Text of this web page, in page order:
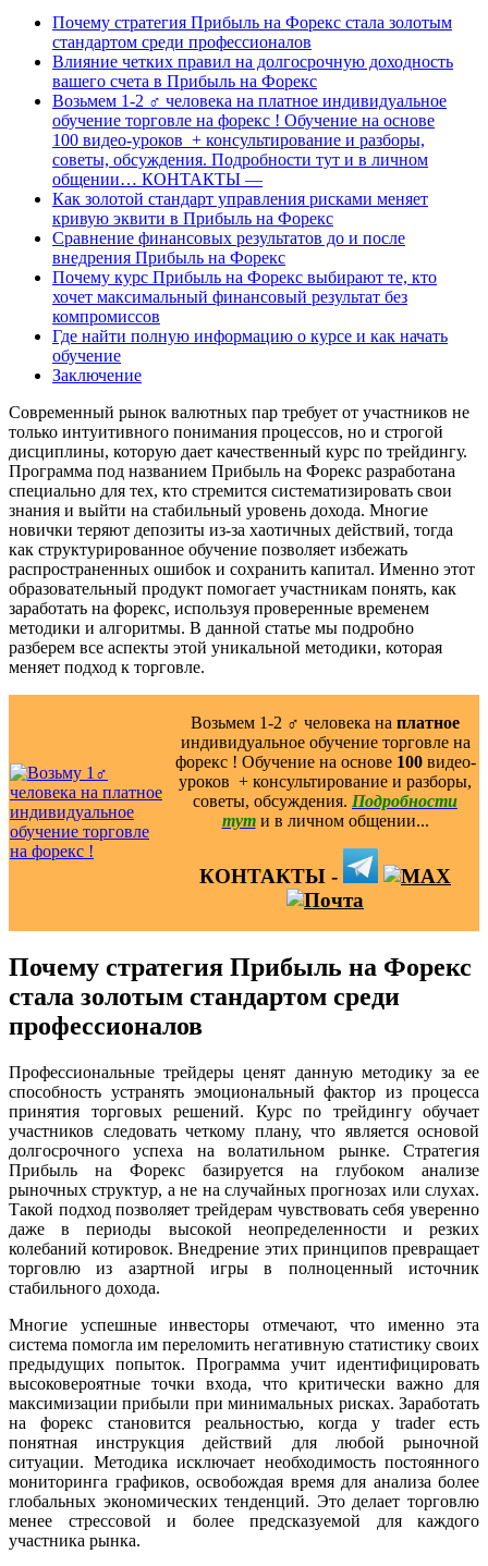
Почему стратегия Прибыль на Форекс стала золотым
стандартом среди профессионалов
Влияние четких правил на долгосрочную доходность
вашего счета в Прибыль на Форекс
Возьмем 1-2 ‍♂️ человека на платное индивидуальное
обучение торговле на форекс ! Обучение на основе
100 видео-уроков ️ + консультирование и разборы,
советы, обсуждения. Подробности тут и в личном
общении… КОНТАКТЫ —
Как золотой стандарт управления рисками меняет
кривую эквити в Прибыль на Форекс
Сравнение финансовых результатов до и после
внедрения Прибыль на Форекс
Почему курс Прибыль на Форекс выбирают те, кто
хочет максимальный финансовый результат без
компромиссов
Где найти полную информацию о курсе и как начать
обучение
Заключение
Современный рынок валютных пар требует от участников не
только интуитивного понимания процессов, но и строгой
дисциплины, которую дает качественный курс по трейдингу.
Программа под названием Прибыль на Форекс разработана
специально для тех, кто стремится систематизировать свои
знания и выйти на стабильный уровень дохода. Многие
новички теряют депозиты из-за хаотичных действий, тогда
как структурированное обучение позволяет избежать
распространенных ошибок и сохранить капитал. Именно этот
образовательный продукт помогает участникам понять, как
заработать на форекс, используя проверенные временем
методики и алгоритмы. В данной статье мы подробно
разберем все аспекты этой уникальной методики, которая
меняет подход к торговле.
Возьмем 1-2 ‍♂️ человека на платное
индивидуальное обучение торговле на
форекс ! Обучение на основе 100видео-
уроков ️ + консультирование и разборы,
советы, обсуждения. Подробности
тут и в личном общении...
КОНТАКТЫ -
Почему стратегия Прибыль на Форекс
стала золотым стандартом среди
профессионалов
Профессиональные трейдеры ценят данную методику за ее
способность устранять эмоциональный фактор из процесса
принятия торговых решений. Курс по трейдингу обучает
участников следовать четкому плану, что является основой
долгосрочного успеха на волатильном рынке. Стратегия
Прибыль на Форекс базируется на глубоком анализе
рыночных структур, а не на случайных прогнозах или слухах.
Такой подход позволяет трейдерам чувствовать себя уверенно
даже в периоды высокой неопределенности и резких
колебаний котировок. Внедрение этих принципов превращает
торговлю из азартной игры в полноценный источник
стабильного дохода.
Многие успешные инвесторы отмечают, что именно эта
система помогла им переломить негативную статистику своих
предыдущих попыток. Программа учит идентифицировать
высоковероятные точки входа, что критически важно для
максимизации прибыли при минимальных рисках. Заработать
на форекс становится реальностью, когда у trader есть
понятная инструкция действий для любой рыночной
ситуации. Методика исключает необходимость постоянного
мониторинга графиков, освобождая время для анализа более
глобальных экономических тенденций. Это делает торговлю
менее стрессовой и более предсказуемой для каждого
участника рынка.